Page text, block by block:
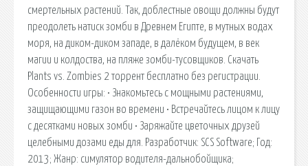
смертельных растений. Так, доблестные овощи должны будут
преодолеть натиск зомби в Древнем Египте, в мутных водах
моря, на диком-диком западе, в далёком будущем, в век
магии и колдоства, на пляже зомби-тусовщиков. Скачать
Plants vs. Zombies 2 торрент бесплатно без регистрации.
Особенности игры: • Знакомьтесь с мощными растениями,
защищающими газон во времени • Встречайтесь лицом к лицу
с десятками новых зомби • Заряжайте цветочных друзей
целебными дозами еды для. Разработчик: SCS Software; Год:
2013; Жанр: симулятор водителя-дальнобойщика;